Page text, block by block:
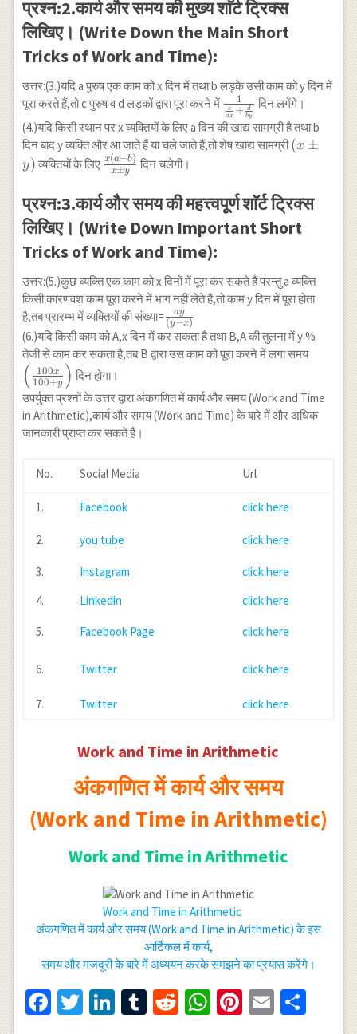
{b}}
प्रश्न:2.कार्य और समय की मुख्य शाॅर्ट ट्रिक्स
लिखिए। (Write Down the Main Short
Tricks of Work and Time):
उत्तर:(3.)यदि a पुरुष एक काम को x दिन में तथा b लड़के उसी काम को y दिन में
पूरा करते हैं,तो c पुरुष व d लड़कों द्वारा पूरा करने में \frac{1}
{\frac{c}{a
x}+\frac{d}
{b y}}
ax
c + by
d
1
दिन लगेंगे।
(4.)यदि किसी स्थान पर x व्यक्तियों के लिए a दिन की खाद्य सामग्री है तथा b
दिन बाद y व्यक्ति और आ जाते हैं या चले जाते हैं,तो शेष खाद्य सामग्री(x
(x ±
y) व्यक्तियों के लिए \frac{x(a-
b)}{x
\pm y}
x±y
x(a−b) दिन चलेगी।
प्रश्न:3.कार्य और समय की महत्त्वपूर्ण शाॅर्ट ट्रिक्स
लिखिए। (Write Down Important Short
Tricks of Work and Time):
उत्तर:(5.)कुछ व्यक्ति एक काम को x दिनों में पूरा कर सकते हैं परन्तु a व्यक्ति
किसी कारणवश काम पूरा करने में भाग नहीं लेते हैं,तो काम y दिन में पूरा होता
है,तब प्रारम्भ में व्यक्तियों की संख्या=\frac{a
y}{(y-
x)}
(y−x)
ay
(6.)यदि किसी काम को A,x दिन में कर सकता है तथा B,A की तुलना में y %
तेजी से काम कर सकता है,तब B द्वारा उस काम को पूरा करने में लगा समय
( 100+y
100x ) दिन होगा।
उपर्युक्त प्रश्नों के उत्तर द्वारा अंकगणित में कार्य और समय (Work and Time
in Arithmetic),कार्य और समय (Work and Time) के बारे में और अधिक
जानकारी प्राप्त कर सकते हैं।
No. Social Media Url
1. Facebook click here
2. you tube click here
3. Instagram
click here
4.
Linkedin click here
5. Facebook Page click here
6. Twitter click here
7. Twitter click here
Work and Time in Arithmetic
अंकगणित में कार्य और समय
(Work and Time in Arithmetic)
Work and Time in Arithmetic
Work and Time in Arithmetic
अंकगणित में कार्य और समय (Work and Time in Arithmetic) के इस
आर्टिकल में कार्य,
समय और मजदूरी के बारे में अध्ययन करके समझने का प्रयास करेंगे।
Facebook
Twitter
LinkedIn
Tumblr
RedditWhatsApp
Pinterest
Email